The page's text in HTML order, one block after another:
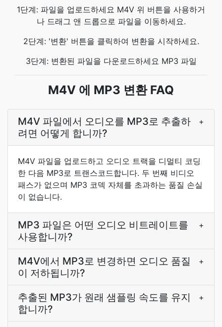
1단계: 파일을 업로드하세요 M4V 위 버튼을 사용하거
나 드래그 앤 드롭으로 파일을 이동하세요.
2단계: '변환' 버튼을 클릭하여 변환을 시작하세요.
3단계: 변환된 파일을 다운로드하세요 MP3 파일
M4V 에 MP3 변환 FAQ
M4V 파일에서 오디오를 MP3로 추출하
려면 어떻게 합니까?
+
M4V 파일을 업로드하고 오디오 트랙을 디멀티 코딩
한 다음 MP3로 트랜스코드합니다. 두 번째 비디오
패스가 없으며 MP3 코덱 자체를 초과하는 품질 손실
이 없습니다.
MP3 파일은 어떤 오디오 비트레이트를
사용합니까?
+
M4V에서 MP3로 변경하면 오디오 품질
이 저하됩니까?
+
추출된 MP3가 원래 샘플링 속도를 유지
합니까?
+